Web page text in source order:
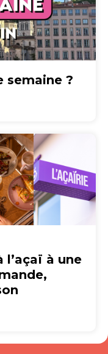
semaine ?
l’açaï à une